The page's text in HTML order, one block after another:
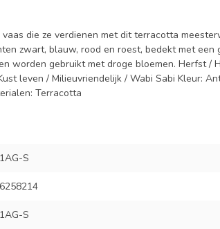
die ze verdienen met dit terracotta
zwart, blauw, rood en roest, bedekt met een
worden gebruikt met droge bloemen. Herfst /
leven / Milieuvriendelijk / Wabi Sabi Kleur:
Terracotta
S
S